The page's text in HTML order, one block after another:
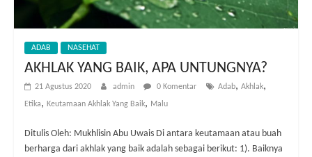
ADAB NASEHAT
AKHLAK YANG BAIK, APA UNTUNGNYA?
21 Agustus 2020 admin 0 Komentar Adab, Akhlak,
Etika, Keutamaan Akhlak Yang Baik, Malu
Ditulis Oleh: Mukhlisin Abu Uwais Di antara keutamaan atau buah
berharga dari akhlak yang baik adalah sebagai berikut: 1). Baiknya